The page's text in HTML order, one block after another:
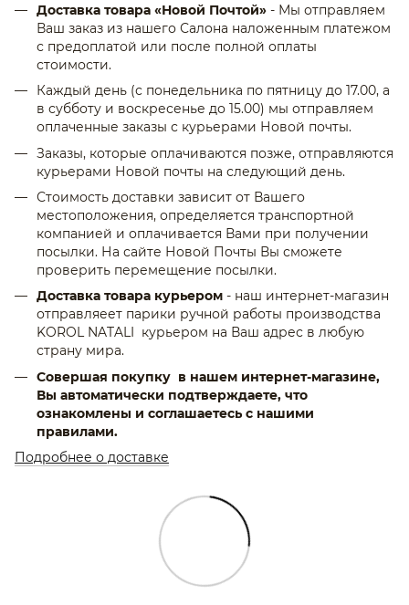
Доставка товара «Новой Почтой» - Мы отправляем
Ваш заказ из нашего Салона наложенным платежом
с предоплатой или после полной оплаты
стоимости.
Каждый день (с понедельника по пятницу до 17.00, а
в субботу и воскресенье до 15.00) мы отправляем
оплаченные заказы с курьерами Новой почты.
Заказы, которые оплачиваются позже, отправляются
курьерами Новой почты на следующий день.
Стоимость доставки зависит от Вашего
местоположения, определяется транспортной
компанией и оплачивается Вами при получении
посылки. На сайте Новой Почты Вы сможете
проверить перемещение посылки.
Доставка товара курьером - наш интернет-магазин
отправляеет парики ручной работы производства
KOROL NATALI курьером на Ваш адрес в любую
страну мира.
Совершая покупку в нашем интернет-магазине,
Вы автоматически подтверждаете, что
ознакомлены и соглашаетесь с нашими
правилами.
Подробнее о доставке